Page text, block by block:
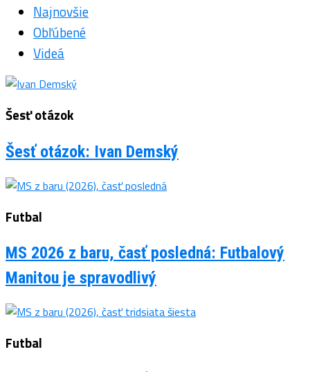
Najnovšie
Obľúbené
Videá
Šesť otázok
Šesť otázok: Ivan Demský
Futbal
MS 2026 z baru, časť posledná: Futbalový
Manitou je spravodlivý
Futbal